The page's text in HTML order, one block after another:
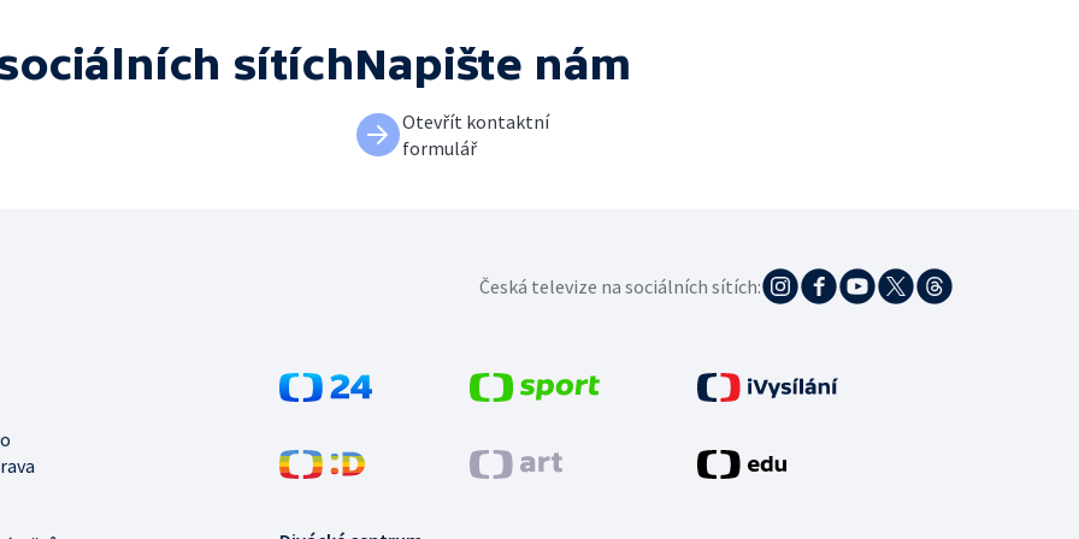
sítíchNapište nám
Otevřít kontaktní
formulář
Česká televize na sociálních sítích: